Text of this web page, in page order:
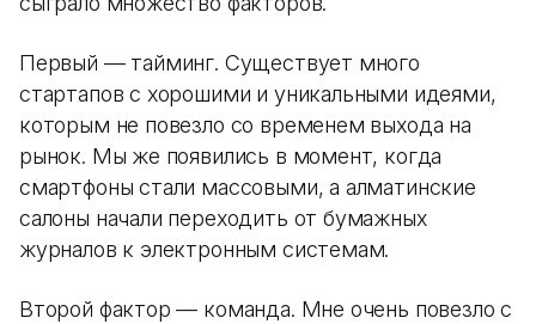
Первый — тайминг. Существует много
стартапов с хорошими и уникальными идеями,
которым не повезло со временем выхода на
рынок. Мы же появились в момент, когда
смартфоны стали массовыми, а алматинские
салоны начали переходить от бумажных
журналов к электронным системам.
Второй фактор — команда. Мне очень повезло с